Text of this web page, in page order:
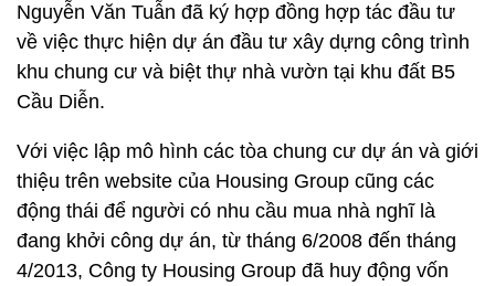
Nguyễn Văn Tuẫn đã ký hợp đồng hợp tác đầu tư
về việc thực hiện dự án đầu tư xây dựng công trình
khu chung cư và biệt thự nhà vườn tại khu đất B5
Cầu Diễn.
Với việc lập mô hình các tòa chung cư dự án và giới
thiệu trên website của Housing Group cũng các
động thái để người có nhu cầu mua nhà nghĩ là
đang khởi công dự án, từ tháng 6/2008 đến tháng
4/2013, Công ty Housing Group đã huy động vốn